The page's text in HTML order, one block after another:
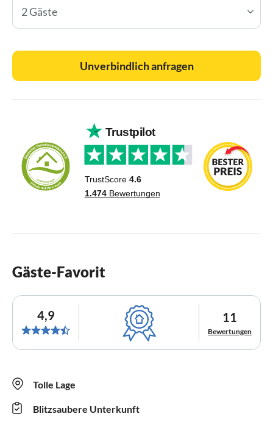
2 Gäste
Unverbindlich anfragen
Gäste-Favorit
4,9 11
Bewertungen
Tolle Lage
Blitzsaubere Unterkunft